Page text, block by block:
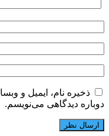
ذخیره نام، ایمیل و
دوباره دیدگاهی می‌نویسم.